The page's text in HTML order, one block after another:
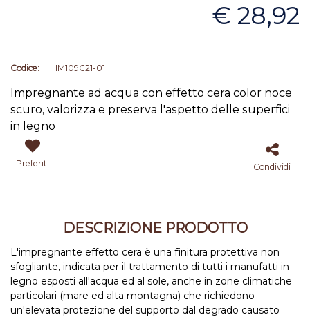
€ 28,92
Codice: IM109C21-01
Impregnante ad acqua con effetto cera color noce
scuro, valorizza e preserva l'aspetto delle superfici
in legno
Preferiti Condividi
DESCRIZIONE PRODOTTO
L'impregnante effetto cera è una finitura protettiva non
sfogliante, indicata per il trattamento di tutti i manufatti in
legno esposti all'acqua ed al sole, anche in zone climatiche
particolari (mare ed alta montagna) che richiedono
un'elevata protezione del supporto dal degrado causato